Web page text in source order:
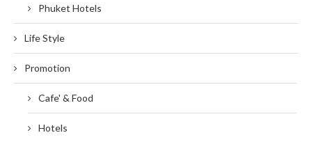
Phuket Hotels
Life Style
Promotion
Cafe' & Food
Hotels